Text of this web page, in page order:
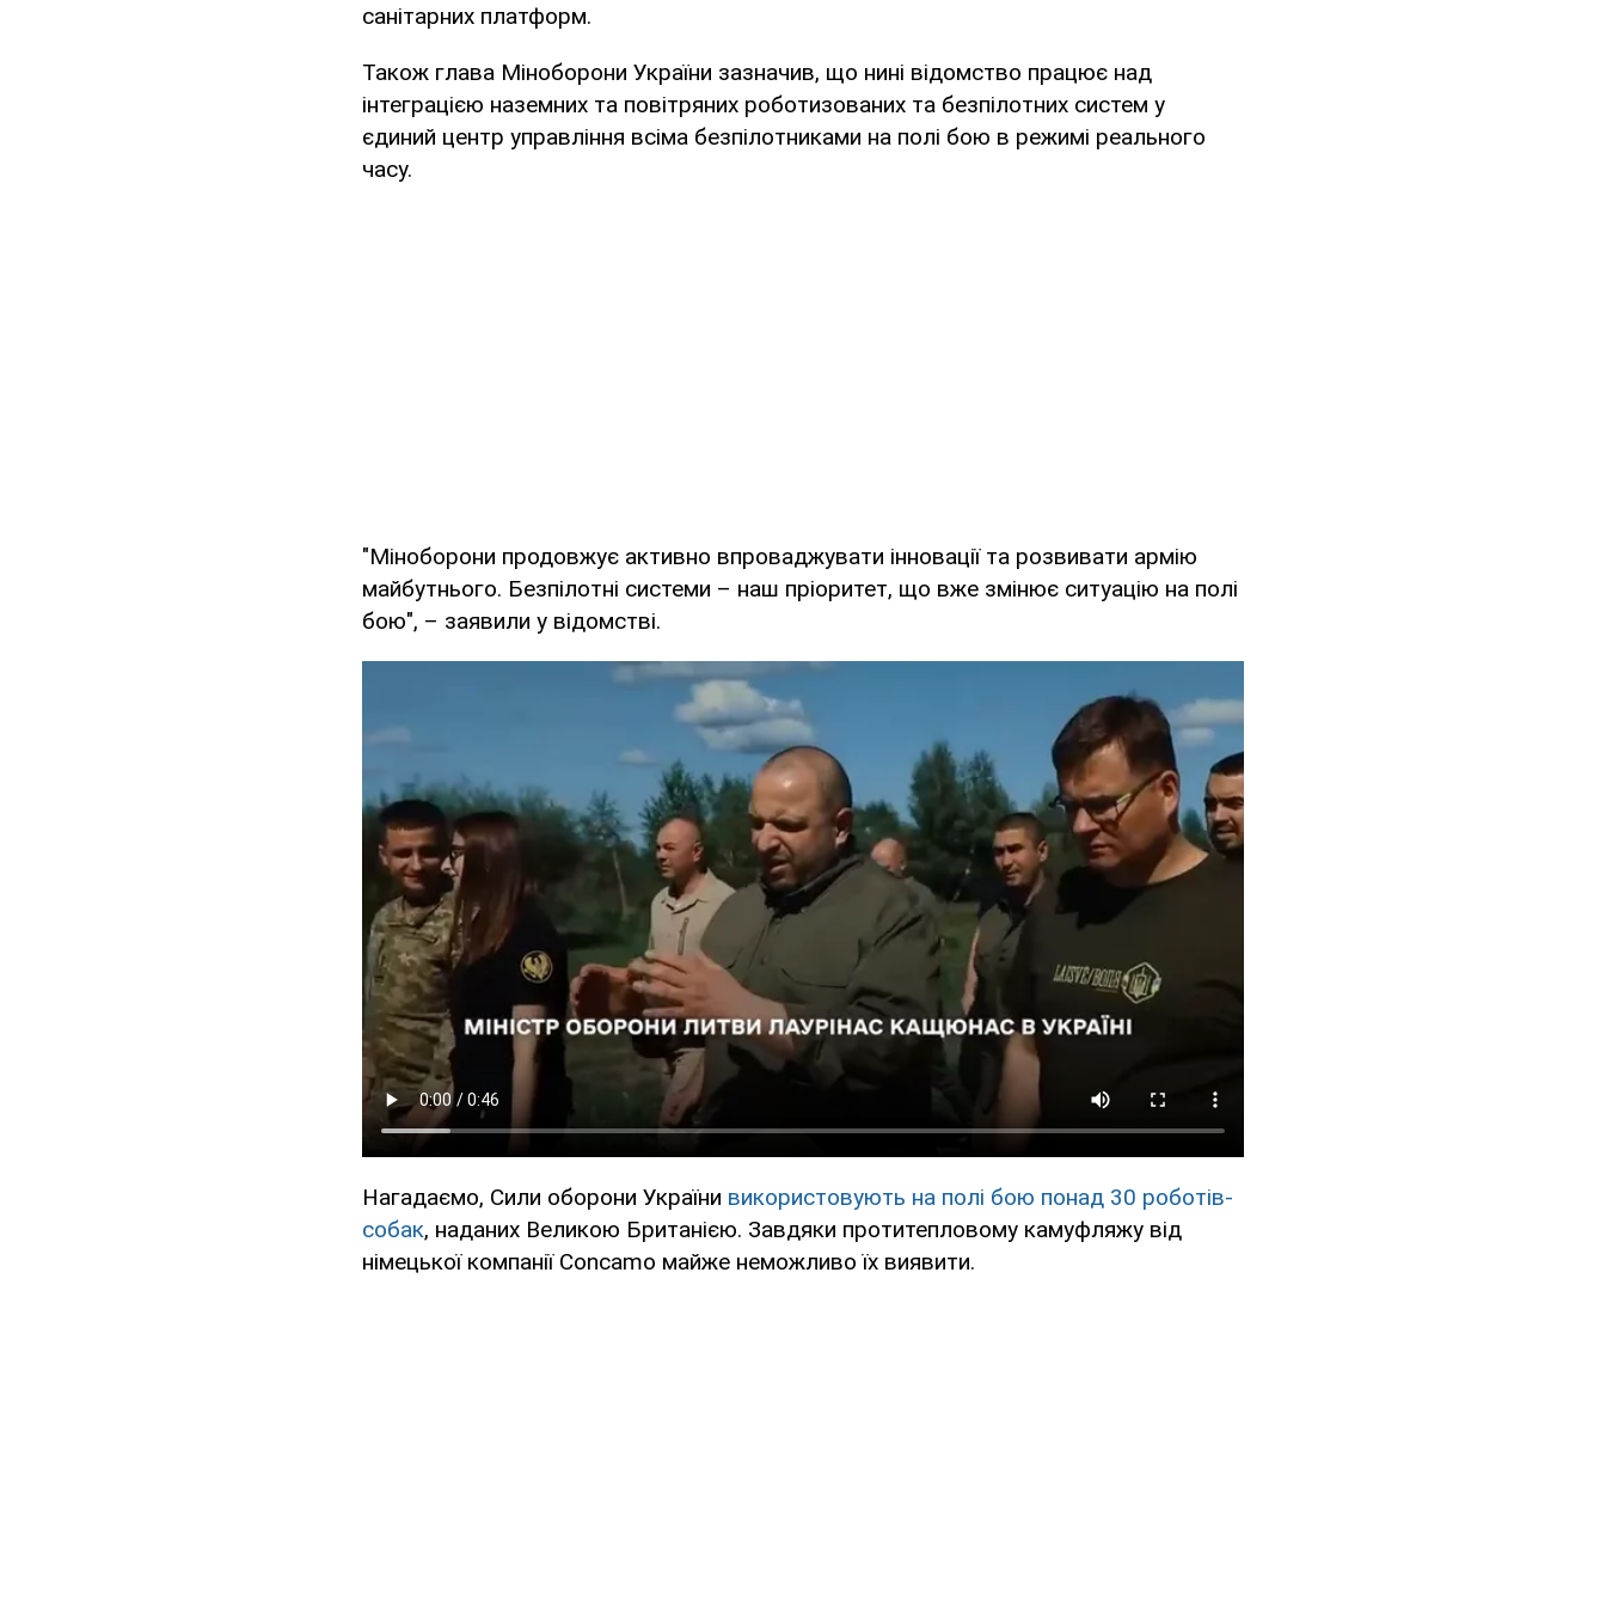
санітарних платформ.
Також глава Міноборони України зазначив, що нині відомство працює над
інтеграцією наземних та повітряних роботизованих та безпілотних систем у
єдиний центр управління всіма безпілотниками на полі бою в режимі реального
часу.
"Міноборони продовжує активно впроваджувати інновації та розвивати армію
майбутнього. Безпілотні системи – наш пріоритет, що вже змінює ситуацію на полі
бою", – заявили у відомстві.
Нагадаємо, Сили оборони України використовують на полі бою понад 30 роботів-
собак, наданих Великою Британією. Завдяки протитепловому камуфляжу від
німецької компанії Concamo майже неможливо їх виявити.